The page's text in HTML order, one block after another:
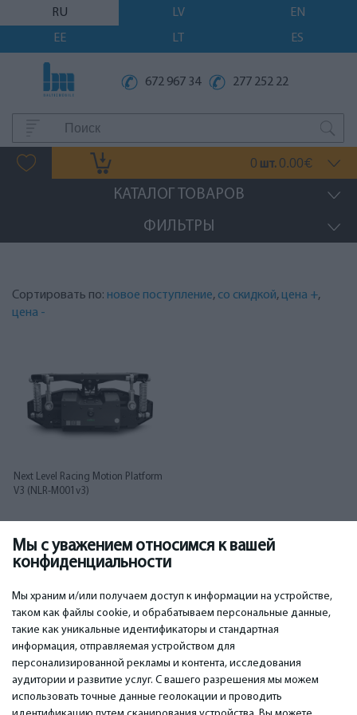
Мы с уважением относимся к вашей
конфиденциальности
Мы храним и/или получаем доступ к информации на устройстве,
таком как файлы cookie, и обрабатываем персональные данные,
такие как уникальные идентификаторы и стандартная
информация, отправляемая устройством для
персонализированной рекламы и контента, исследования
аудитории и развитие услуг. С вашего разрешения мы можем
использовать точные данные геолокации и проводить
RU LV
EN
EE
LT ES
672 967 34 277 252 22
0 шт. 0.00€
КАТАЛОГ ТОВАРОВ
ФИЛЬТРЫ
Сортировать по: новое поступление, со скидкой, цена +,
цена -
Next Level Racing Motion Platform
V3 (NLR-M001v3)
3 695.00€
ВАЖНОЕ
Сервисные центры
Гарантия
КОНТАКТЫ
Тел. +371 67296734
Моб. +371 27725222